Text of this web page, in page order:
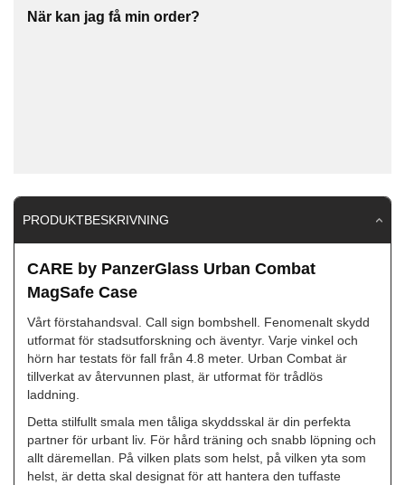
När kan jag få min order?
PRODUKTBESKRIVNING
CARE by PanzerGlass Urban Combat
MagSafe Case
Vårt förstahandsval. Call sign bombshell. Fenomenalt skydd
utformat för stadsutforskning och äventyr. Varje vinkel och
hörn har testats för fall från 4.8 meter. Urban Combat är
tillverkat av återvunnen plast, är utformat för trådlös
laddning.
Detta stilfullt smala men tåliga skyddsskal är din perfekta
partner för urbant liv. För hård träning och snabb löpning och
allt däremellan. På vilken plats som helst, på vilken yta som
helst, är detta skal designat för att hantera den tuffaste